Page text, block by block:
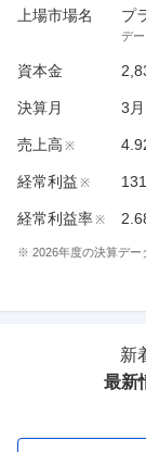
上場市場名 プ
デー
資本金
決算月 3 月
売上高 ※
経常利益 ※
経常利益率※
※ 2026年度の決算デー
新
最新